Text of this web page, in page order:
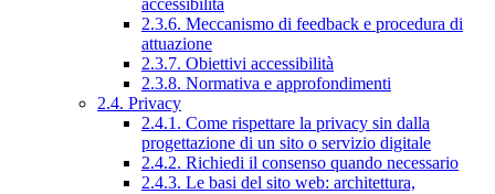
accessibilità
2.3.6. Meccanismo di feedback e procedura di
attuazione
2.3.7. Obiettivi accessibilità
2.3.8. Normativa e approfondimenti
2.4. Privacy
2.4.1. Come rispettare la privacy sin dalla
progettazione di un sito o servizio digitale
2.4.2. Richiedi il consenso quando necessario
2.4.3. Le basi del sito web: architettura,